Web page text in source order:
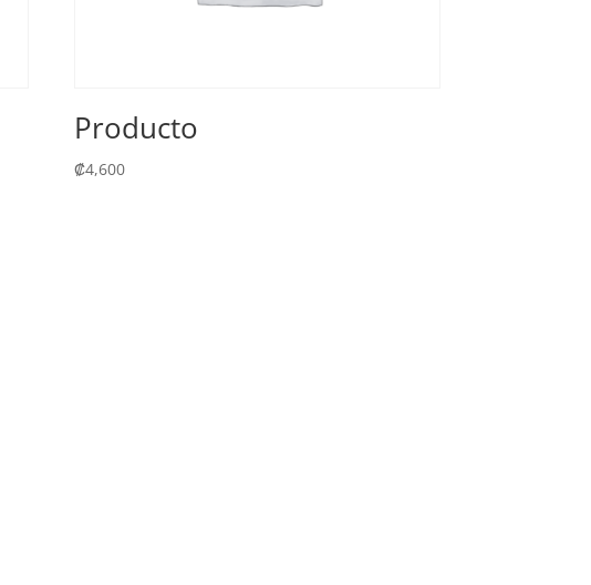
Producto
₡4,600